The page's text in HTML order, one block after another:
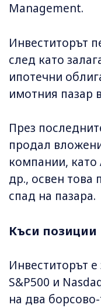
Management.
Инвеститорът
след като
ипотечни
имотния пазар
През
продал
компании, като
др., освен това
спад на пазара.
Къси позиции
Инвеститорът
S&P500 и
на два